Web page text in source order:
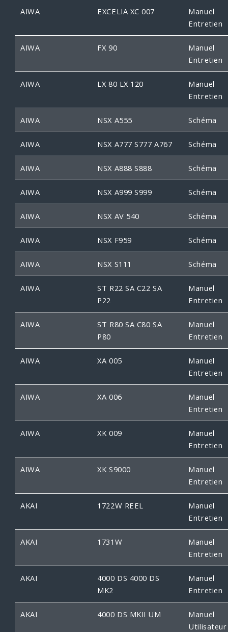
AIWA EXCELIA XC 007
Manuel
Entretien
AIWA FX 90
Manuel
Entretien
AIWA LX 80 LX 120
Manuel
Entretien
AIWA NSX A555 Schéma
AIWA NSX A777 S777 A767 Schéma
AIWA NSX A888 S888 Schéma
AIWA NSX A999 S999 Schéma
AIWA NSX AV 540 Schéma
AIWA NSX F959 Schéma
AIWA NSX S111 Schéma
AIWA
ST R22 SA C22 SA
P22
Manuel
Entretien
AIWA
ST R80 SA C80 SA
P80
Manuel
Entretien
AIWA XA 005
Manuel
Entretien
AIWA XA 006
Manuel
Entretien
AIWA XK 009
Manuel
Entretien
AIWA XK S9000
Manuel
Entretien
AKAI 1722W REEL
Manuel
Entretien
AKAI 1731W
Manuel
Entretien
AKAI
4000 DS 4000 DS
MK2
Manuel
Entretien
AKAI 4000 DS MKII UM
Manuel
Utilisateur